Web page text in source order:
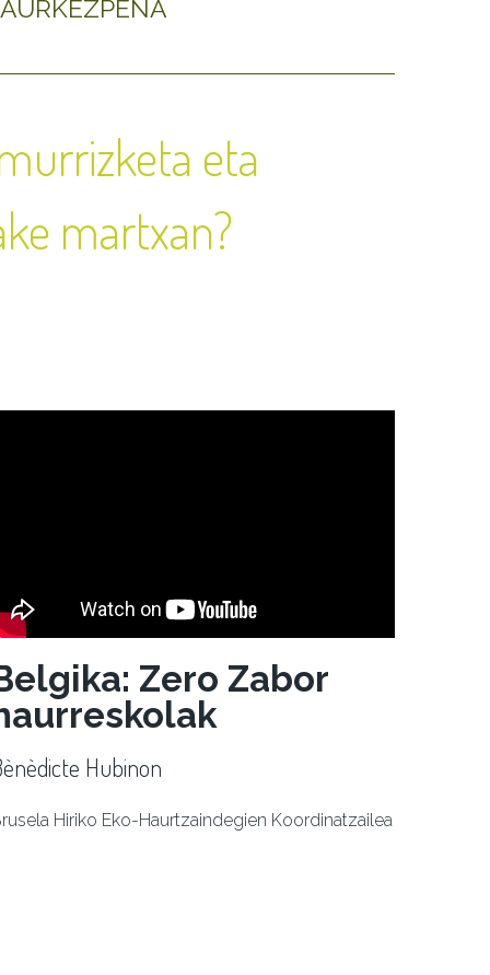
AURKEZPENA
eta
martxan?
Zero Zabor
Hubinon
Hiriko Eko-Haurtzaindegien Koordinatzailea